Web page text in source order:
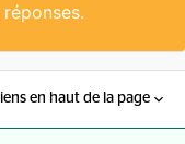
en haut de la page